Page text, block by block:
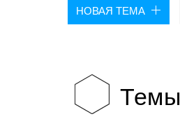
НОВАЯ ТЕМА
Темы